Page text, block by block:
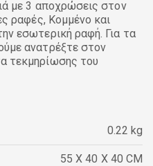
με 3 αποχρώσεις στον
ραφές, Κομμένο και
εσωτερική ραφή. Για τα
ανατρέξτε στον
τεκμηρίωσης του
0.22 kg
55 X 40 X 40 CM